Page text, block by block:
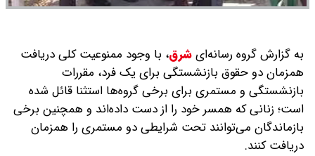
به گزارش گروه رسانه‌ایشرق، با وجود ممنوعیت کلی دریافت
همزمان دو حقوق بازنشستگی برای یک فرد، مقررات
بازنشستگی و مستمری برای برخی گروه‌ها استثنا قائل شده
است؛ زنانی که همسر خود را از دست داده‌اند و همچنین برخی
بازماندگان می‌توانند تحت شرایطی دو مستمری را همزمان
دریافت کنند.